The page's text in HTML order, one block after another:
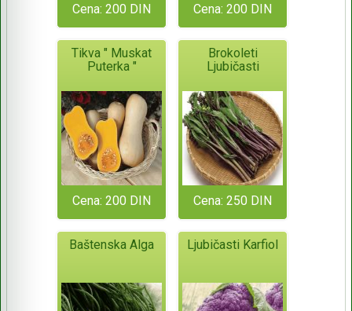
Cena: 200 DIN Cena: 200 DIN
Tikva " Muskat
Puterka "
Cena: 200 DIN
Brokoleti
Ljubičasti
Cena: 250 DIN
Baštenska Alga Ljubičasti Karfiol